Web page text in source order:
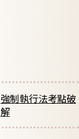
強制執行法考點破
解